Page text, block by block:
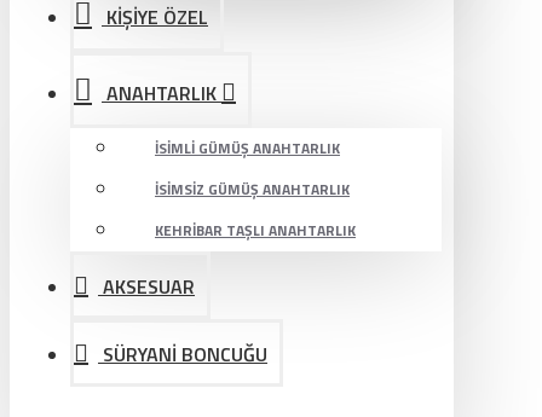
KİŞİYE ÖZEL
ANAHTARLIK
İSIMLI GÜMÜŞ ANAHTARLIK
İSIMSIZ GÜMÜŞ ANAHTARLIK
KEHRIBAR TAŞLI ANAHTARLIK
AKSESUAR
SÜRYANİ BONCUĞU